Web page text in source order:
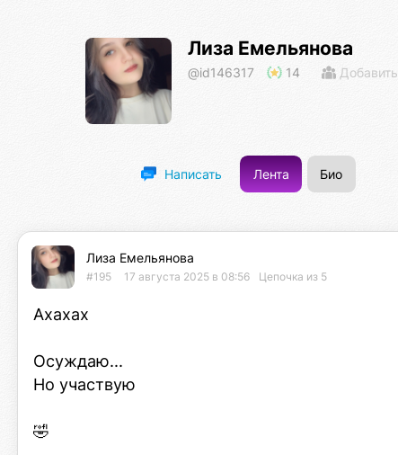
Лиза Емельянова
@id146317 14 Добавить
Написать Лента Био
Лиза Емельянова
#195 17 августа 2025 в 08:56 Цепочка из 5
Ахахах
Осуждаю...
Но участвую
🤣